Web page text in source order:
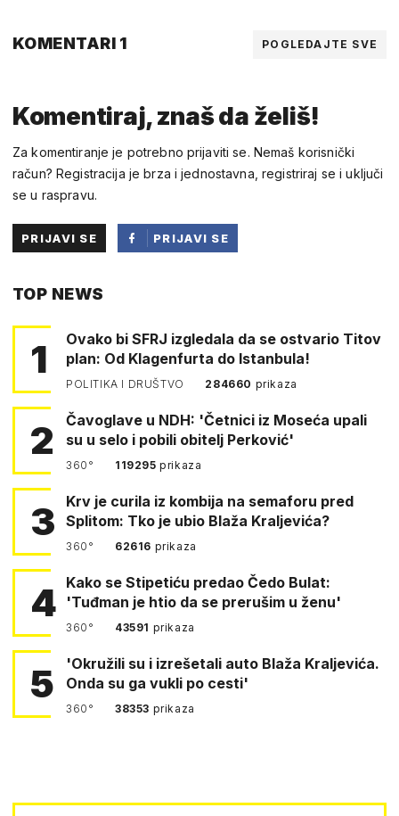
KOMENTARI 1 POGLEDAJTE SVE
Komentiraj, znaš da želiš!
Za komentiranje je potrebno prijaviti se. Nemaš korisnički
račun? Registracija je brza i jednostavna, registriraj se i uključi
se u raspravu.
PRIJAVI SE
PRIJAVI SE
TOP NEWS
1
Ovako bi SFRJ izgledala da se ostvario Titov
plan: Od Klagenfurta do Istanbula!
POLITIKA I DRUŠTVO 284660 prikaza
2
Čavoglave u NDH: 'Četnici iz Moseća upali
su u selo i pobili obitelj Perković'
360° 119295prikaza
3
Krv je curila iz kombija na semaforu pred
Splitom: Tko je ubio Blaža Kraljevića?
360° 62616 prikaza
4 Kako se Stipetiću predao Čedo Bulat:
'Tuđman je htio da se prerušim u ženu'
360° 43591 prikaza
5
'Okružili su i izrešetali auto Blaža Kraljevića.
Onda su ga vukli po cesti'
360° 38353 prikaza